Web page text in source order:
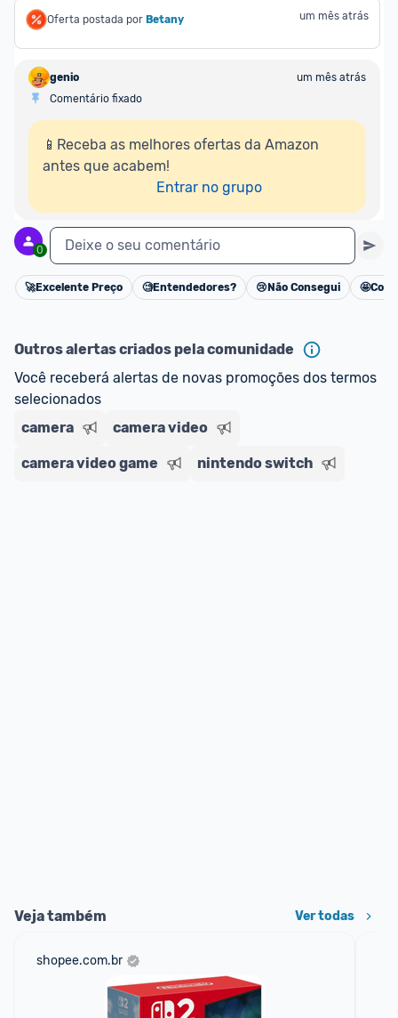
Oferta postada por Betany um mês atrás
genio
um mês atrás
Comentário fixado
📱Receba as melhores ofertas da Amazon
antes que acabem!
Entrar no grupo
0 Deixe o seu comentário
Cancelar
🚀Excelente Preço 🧐Entendedores? 😢 Não Consegui 🤩
Outros alertas criados pela comunidade
Você receberá alertas de novas promoções dos termos
selecionados
camera
camera video
camera video game nintendo switch
Veja também Ver todas
shopee.com.br